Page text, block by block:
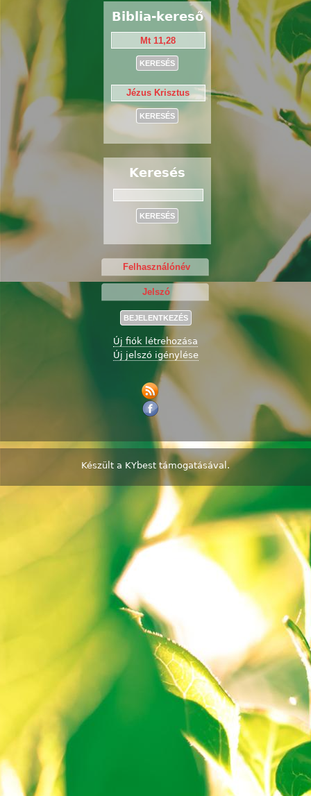
Biblia-kereső
Keresés
Új fiók létrehozása
Új jelszó igénylése
Készült a KYbest támogatásával.